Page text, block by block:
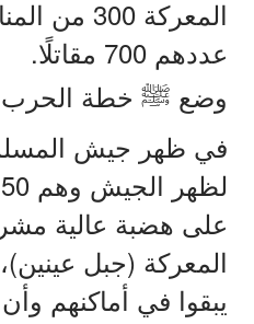
المعركة
من
عددهم
مقاتلًا.
وضع ﷺ خطة الحرب
في ظهر جيش
لظهر
الجيش وهم
على هضبة عالية
المعركة (جبل عينين)،
يبقوا
في أماكنهم وأن